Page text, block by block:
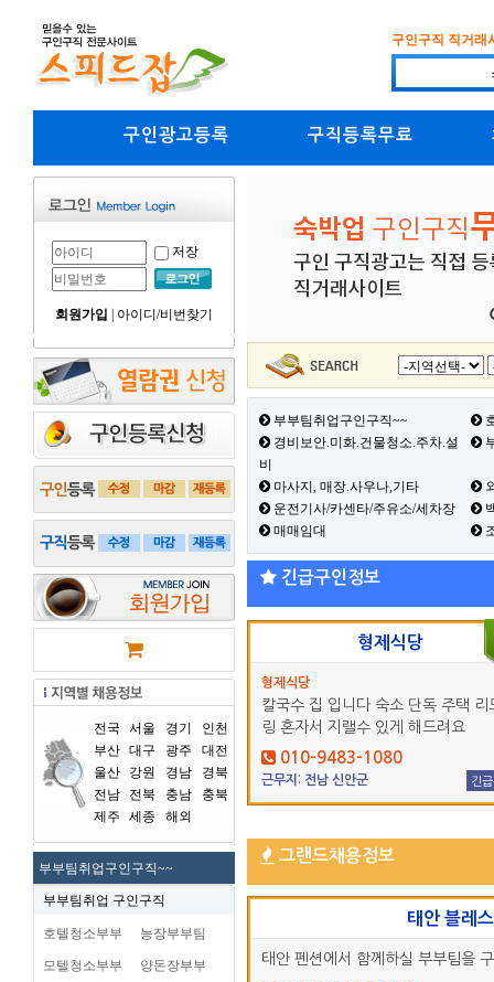
구인구직 직거래
구인광고등록 구직등록무료
저장
회원가입 아이디/비번찾기
전국 서울 경기
인천
부산 대구 광주
대전
울산
강원 경남
경북
전남
전북 충남
충북
제주
세종 해외
부부팀취업구인구직~~
부부팀취업 구인구직
호텔청소부부 농장부부팀
모텔청소부부 양돈장부부
부부팀취업구인구직~~
경비보안.미화.건물청소.주차.설
비
마사지, 매장.사우나,기타
운전기사/카센타/주유소/세차장
매매임대
긴급구인정보
형제식당
형제식당
칼국수 집 입니다 숙소 단독 주택 리
링 혼자서 지랠수 있게 해드려요
010-9483-1080
근무지: 전남 신안군 긴
그랜드채용정보
태안 블레
태안 펜션에서 함께하실 부부팀을